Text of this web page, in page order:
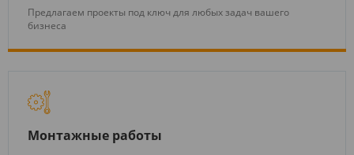
Предлагаем проекты под ключ для любых задач вашего
бизнеса
Монтажные работы